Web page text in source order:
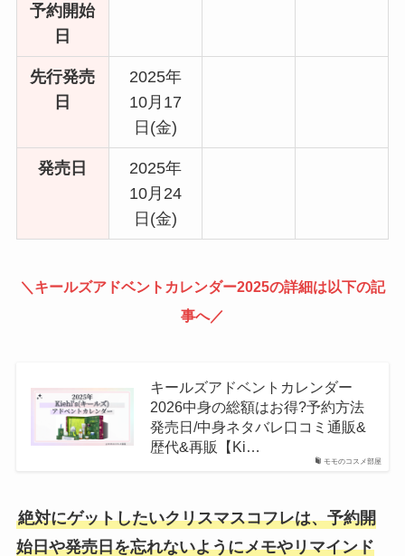
予約開始
日
先行発売
日
2025年
10月17
日(金)
発売日
2025年
10月24
日(金)
＼キールズアドベントカレンダー2025の詳細は以下の記
事へ／
モモのコスメ部屋
キールズアドベントカレンダー
2026中身の総額はお得?予約方法
発売日/中身ネタバレ口コミ通販&
歴代&再販【Ki…
絶対にゲットしたいクリスマスコフレは、予約開
始日や発売日を忘れないようにメモやリマインド